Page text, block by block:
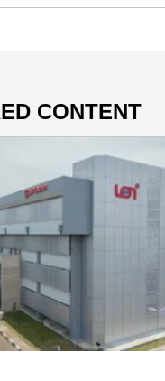
CONTENT